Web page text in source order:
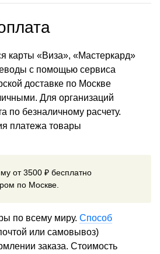
карты «Виза», «Мастеркард»
с помощью сервиса
доставке по Москве
Для организаций
по безналичному расчету.
платежа товары
от 3500 ₽ бесплатно
по Москве.
по всему миру. Способ
или самовывоз)
заказа. Стоимость